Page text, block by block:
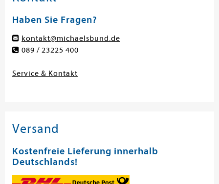
Haben Sie Fragen?
kontakt@michaelsbund.de
089 / 23225 400
Service & Kontakt
Versand
Kostenfreie Lieferung innerhalb
Deutschlands!